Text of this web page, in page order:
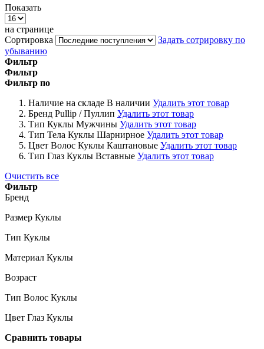
Показать
на странице
Сортировка
Задать сотрировку по
убыванию
Фильтр
Фильтр
Фильтр по
Наличие на складе В наличии Удалить этот товар
Бренд Pullip / Пуллип Удалить этот товар
Тип Куклы Мужчины Удалить этот товар
Тип Тела Куклы Шарнирное Удалить этот товар
Цвет Волос Куклы Каштановые Удалить этот товар
Тип Глаз Куклы Вставные Удалить этот товар
Очистить все
Фильтр
Бренд
Размер Куклы
Тип Куклы
Материал Куклы
Возраст
Тип Волос Куклы
Цвет Глаз Куклы
Сравнить товары